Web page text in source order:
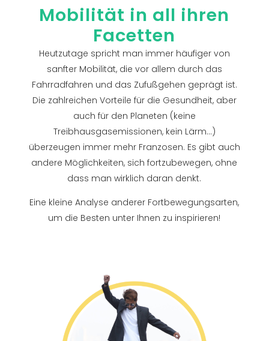
Mobilität in all ihren
Facetten
Heutzutage spricht man immer häufiger von
sanfter Mobilität, die vor allem durch das
Fahrradfahren und das Zufußgehen geprägt ist.
Die zahlreichen Vorteile für die Gesundheit, aber
auch für den Planeten (keine
Treibhausgasemissionen, kein Lärm...)
überzeugen immer mehr Franzosen. Es gibt auch
andere Möglichkeiten, sich fortzubewegen, ohne
dass man wirklich daran denkt.
Eine kleine Analyse anderer Fortbewegungsarten,
um die Besten unter Ihnen zu inspirieren!